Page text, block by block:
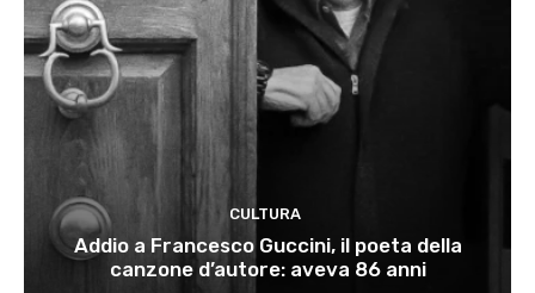
CULTURA
Addio a Francesco Guccini, il poeta della
canzone d’autore: aveva 86 anni